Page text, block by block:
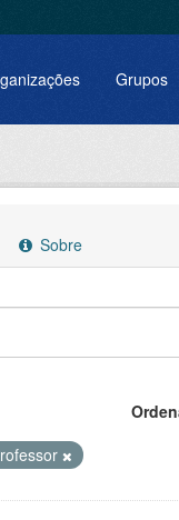
Grupos
Sobre